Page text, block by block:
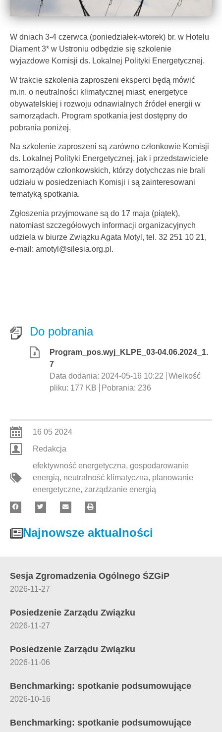
W dniach 3-4 czerwca (poniedziałek-wtorek) br. w Hotelu
Diament 3* w Ustroniu odbędzie się szkolenie
wyjazdowe Komisji ds. Lokalnej Polityki Energetycznej.
W trakcie szkolenia zaproszeni eksperci będą mówić
m.in. o neutralności klimatycznej miast, energetyce
obywatelskiej i rozwoju odnawialnych źródeł energii w
samorządach. Program spotkania jest dostępny do
pobrania poniżej.
Na szkolenie zaproszeni są zarówno członkowie Komisji
ds. Lokalnej Polityki Energetycznej, jak i przedstawiciele
samorządów członkowskich, którzy dotychczas nie brali
udziału w posiedzeniach Komisji i są zainteresowani
tematyką spotkania.
Zgłoszenia przyjmowane są do 17 maja (piątek),
natomiast szczegółowych informacji organizacyjnych
udziela w biurze Związku Agata Motyl, tel. 32 251 10 21,
e-mail: amotyl@silesia.org.pl.
Do pobrania
Program_pos.wyj_KLPE_03-04.06.2024_1.
7
Data dodania: 2024-05-16 10:22
Wielkość
pliku: 177 KB Pobrania: 236
16 05 2024
Redakcja
efektywność energetyczna, gospodarowanie
energią, neutralność klimatyczna, planowanie
energetyczne, zarządzanie energią
Najnowsze aktualności
Sesja Zgromadzenia Ogólnego ŚZGiP
2026-11-27
Posiedzenie Zarządu Związku
2026-11-27
Posiedzenie Zarządu Związku
2026-11-06
Benchmarking: spotkanie podsumowujące
2026-10-16
Benchmarking: spotkanie podsumowujące